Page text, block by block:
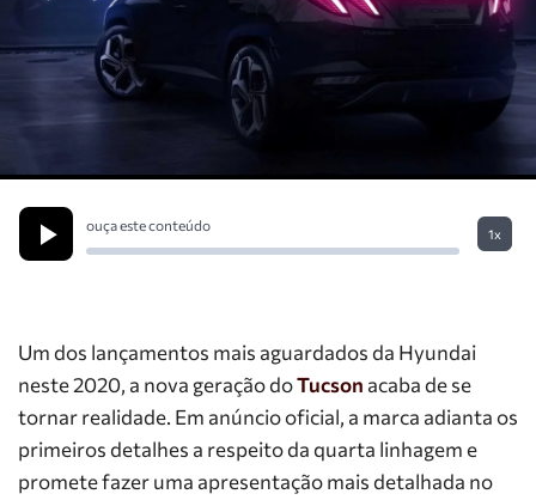
ouça este conteúdo
1x
Um dos lançamentos mais aguardados da Hyundai
neste 2020, a nova geração doTucson acaba de se
tornar realidade. Em anúncio oficial, a marca adianta os
primeiros detalhes a respeito da quarta linhagem e
promete fazer uma apresentação mais detalhada no